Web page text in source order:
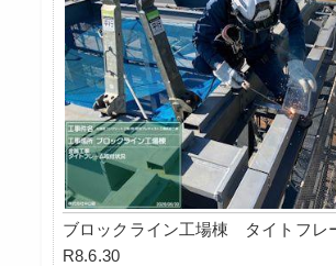
ブロックライン工場棟 タイトフレ
R8.6.30